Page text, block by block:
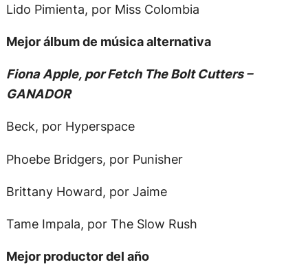
Lido Pimienta, por Miss Colombia
Mejor álbum de música alternativa
Fiona Apple, por Fetch The Bolt Cutters –
GANADOR
Beck, por Hyperspace
Phoebe Bridgers, por Punisher
Brittany Howard, por Jaime
Tame Impala, por The Slow Rush
Mejor productor del año